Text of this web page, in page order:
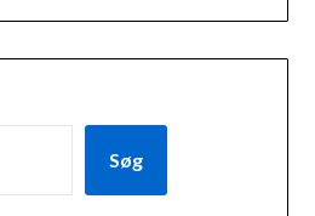
Søg